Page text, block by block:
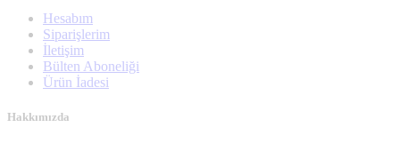
Hesabım
Siparişlerim
İletişim
Bülten Aboneliği
Ürün İadesi
Hakkımızda